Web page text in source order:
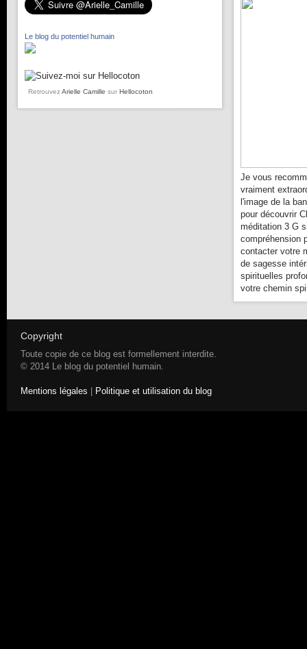
Le blog du potentiel humain
RetrouvezArielle Camille sur Hellocoton
Je vous
vraiment
l'image de la
pour découvrir
méditation 3 G
compréhension
contacter votre
de sagesse
spirituelles
votre chemin
Copyright
Toute copie de ce blog est formellement interdite.
© 2014 Le blog du potentiel humain.
Mentions légales | Politique et utilisation du blog